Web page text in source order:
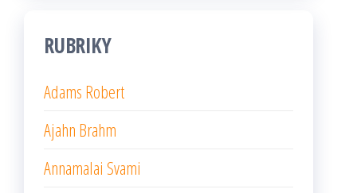
RUBRIKY
Adams Robert
Ajahn Brahm
Annamalai Svami